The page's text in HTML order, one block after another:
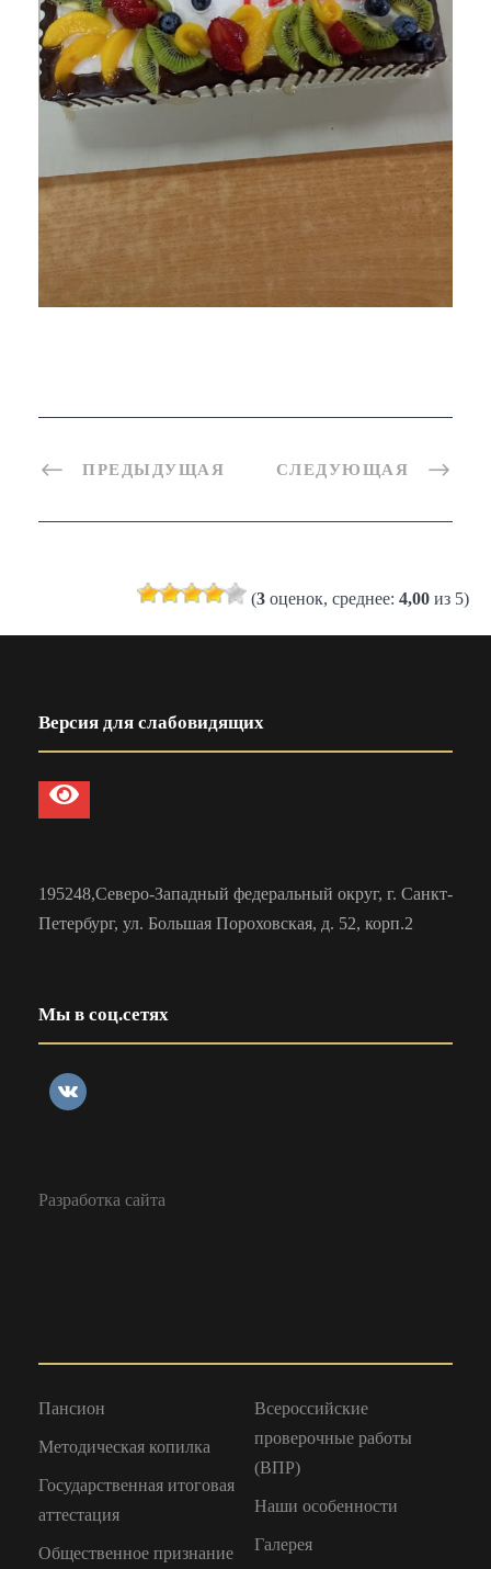
ПРЕДЫДУЩАЯ СЛЕДУЮЩАЯ
(3 оценок, среднее: 4,00 из 5)
Версия для слабовидящих
195248,Северо-Западный федеральный округ, г. Санкт-
Петербург, ул. Большая Пороховская, д. 52, корп.2
Мы в соц.сетях
Разработка сайта
Пансион
Методическая копилка
Государственная итоговая
аттестация
Общественное признание
Всероссийские
проверочные работы
(ВПР)
Наши особенности
Галерея